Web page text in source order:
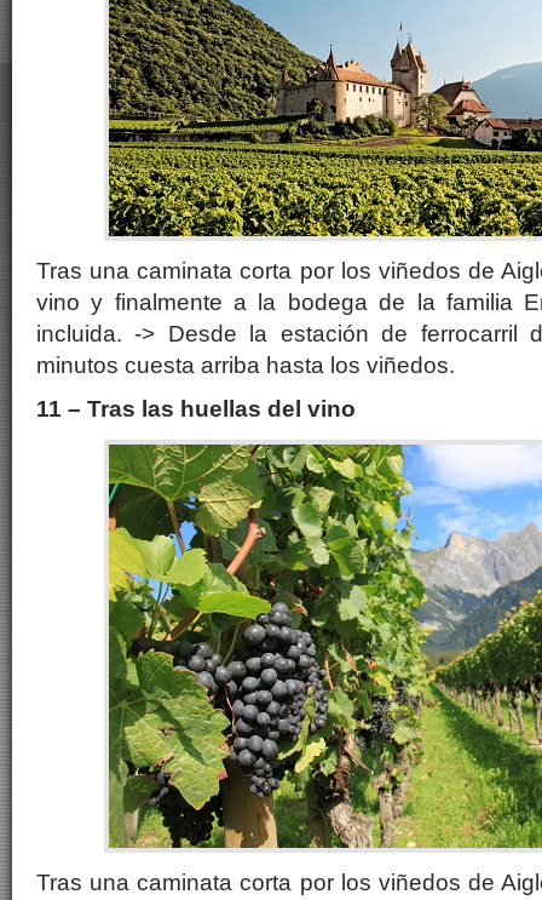
Tras una caminata corta por los viñedos de
vino y finalmente a la bodega de la familia
incluida. -> Desde la estación de ferrocarril
minutos cuesta arriba hasta los viñedos.
11 – Tras las huellas del vino
Tras una caminata corta por los viñedos de